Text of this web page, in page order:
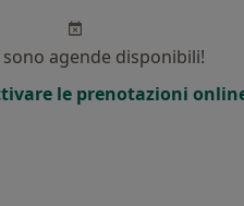
sono agende disponibili!
le prenotazioni